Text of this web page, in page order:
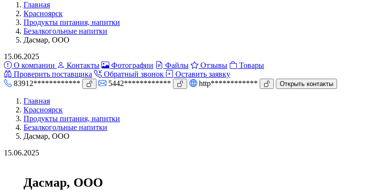
Главная
Красноярск
Продукты питания, напитки
Безалкогольные напитки
Дасмар, ООО
15.06.2025
О компании
Контакты Фотографии Файлы Отзывы
Товары
Проверить поставщика
Обратный звонок
Оставить заявку
83912************
5442************ http************ Открыть контакты
Главная
Красноярск
Продукты питания, напитки
Безалкогольные напитки
Дасмар, ООО
15.06.2025
Дасмар, ООО